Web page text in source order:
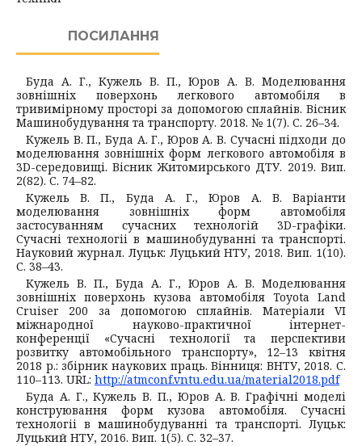
ПОСИЛАННЯ
Буда А. Г., Кужель В. П., Юров А. В. Моделювання
зовнішніх поверхонь легкового автомобіля в
тривимірному просторі за допомогою сплайнів. Вісник
Машинобудування та транспорту. 2018. № 1(7). С. 26–34.
Кужель В. П., Буда А. Г., Юров А. В. Сучасні підходи до
моделювання зовнішніх форм легкового автомобіля в
3D-середовищі. Вісник Житомирського ДТУ. 2019. Вип.
2(82). С. 74–82.
Кужель В. П., Буда А. Г., Юров А. В. Варіанти
моделювання зовнішніх форм автомобіля
застосуванням сучасних технологій 3D-графіки.
Сучаснi технологii в машинобудуваннi та транспортi.
Науковий журнал. Луцьк: Луцький НТУ, 2018. Вип. 1(10).
С. 38–43.
Кужель В. П., Буда А. Г., Юров А. В. Моделювання
зовнішніх поверхонь кузова автомобіля Toyota Land
Cruiser 200 за допомогою сплайнів. Матеріали VІ
міжнародної науково-практичної інтернет-
конференції «Сучасні технології та перспективи
розвитку автомобільного транспорту», 12–13 квітня
2018 р.: збірник наукових праць. Вінниця: ВНТУ, 2018. С.
110–113. URL: http://atmconf.vntu.edu.ua/material2018.pdf
Буда А. Г., Кужель В. П., Юров А. В. Графічні моделі
конструювання форм кузова автомобіля. Сучаснi
технологii в машинобудуваннi та транспортi. Луцьк:
Луцький НТУ, 2016. Вип. 1(5). C. 32–37.